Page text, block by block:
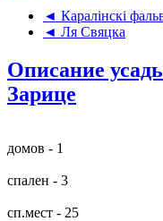
◄ Каралiнскi
◄ Ля Свяцка
Описание
Зарице
домов - 1
спален - 3
сп.мест - 25